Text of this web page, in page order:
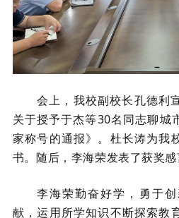
会上，我校副校长孔德利
关于授予于杰等30名同志聊城
家称号的通报》。杜长涛为我
书。随后，李海荣发表了获奖感
李海荣勤奋好学，勇于
献，运用所学知识不断探索教